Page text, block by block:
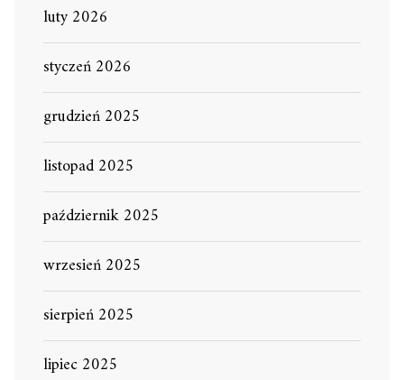
luty 2026
styczeń 2026
grudzień 2025
listopad 2025
październik 2025
wrzesień 2025
sierpień 2025
lipiec 2025